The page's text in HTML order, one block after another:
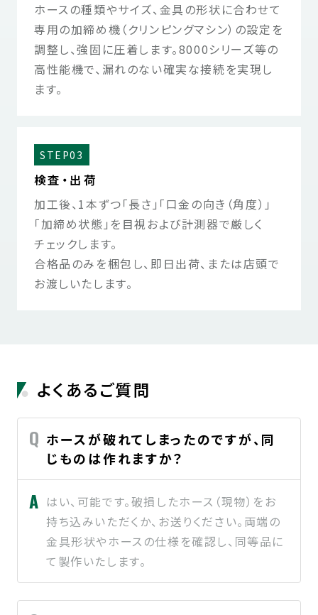
ホースの種類やサイズ、金具の形状に合わせて
専用の加締め機（クリンピングマシン）の設定を
調整し、強固に圧着します。8000シリーズ等の
高性能機で、漏れのない確実な接続を実現し
ます。
STEP03
検査・出荷
加工後、1本ずつ「長さ」「口金の向き（角度）」
「加締め状態」を目視および計測器で厳しく
チェックします。
合格品のみを梱包し、即日出荷、または店頭で
お渡しいたします。
よくあるご質問
ホースが破れてしまったのですが、同
じものは作れますか？
はい、可能です。破損したホース（現物）をお
持ち込みいただくか、お送りください。両端の
金具形状やホースの仕様を確認し、同等品に
て製作いたします。